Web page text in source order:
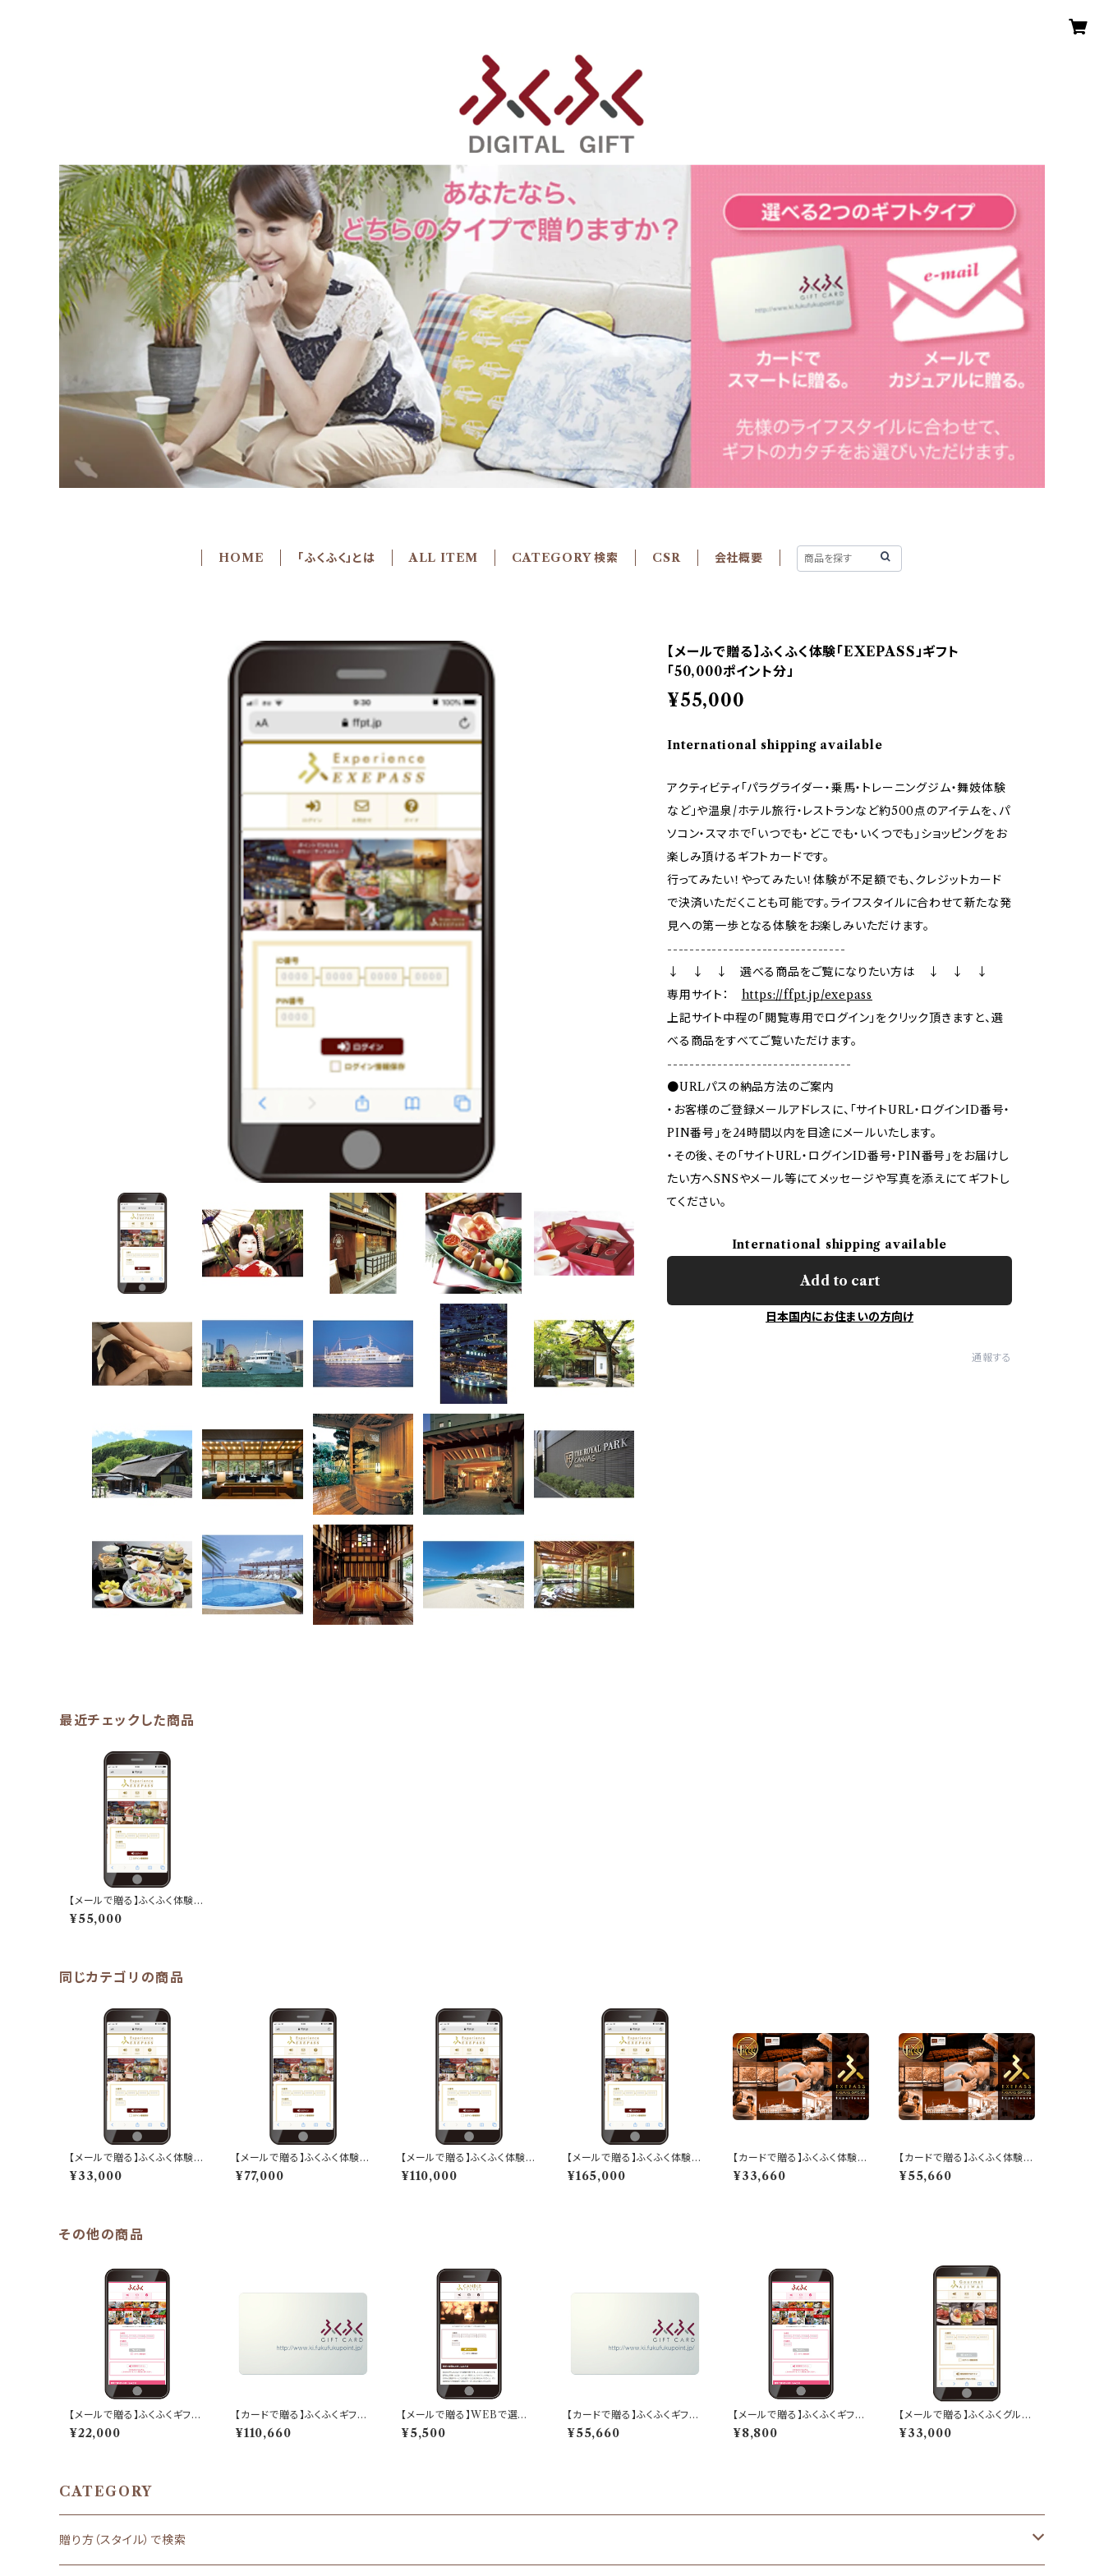
HOME 「ふくふく」とは ALL ITEM CATEGORY 検索 CSR 会社概要
【メールで贈る】ふくふく体験「EXEPASS」ギフト
「50,000ポイント分」
¥55,000
International shipping available
アクティビティ「パラグライダー・乗馬・トレーニングジム・舞妓体験
など」や温泉/ホテル旅行・レストランなど約500点のアイテムを、パ
ソコン・スマホで「いつでも・どこでも・いくつでも」ショッピングをお
楽しみ頂けるギフトカードです。
行ってみたい！やってみたい！体験が不足額でも、クレジットカード
で決済いただくことも可能です。ライフスタイルに合わせて新たな発
見への第一歩となる体験をお楽しみいただけます。
--------------------------------
↓ ↓ ↓ 選べる商品をご覧になりたい方は ↓ ↓ ↓
専用サイト： https://ffpt.jp/exepass
上記サイト中程の「閲覧専用でログイン」をクリック頂きますと、選
べる商品をすべてご覧いただけます。
---------------------------------
●URLパスの納品方法のご案内
・お客様のご登録メールアドレスに、「サイトURL・ログインID番号・
PIN番号」を24時間以内を目途にメールいたします。
・その後、その「サイトURL・ログインID番号・PIN番号」をお届けし
たい方へSNSやメール等にてメッセージや写真を添えにてギフトし
てください。
International shipping available
Add to cart
日本国内にお住まいの方向け
通報する
最近チェックした商品
【メールで贈る】ふくふく体験
「EXEPASS」ギフト「50,000
ポイント分」
¥55,000
同じカテゴリの商品
【メールで贈る】ふくふく体験
「EXEPASS」ギフト「30,000
ポイント分」
¥33,000
【メールで贈る】ふくふく体験
「EXEPASS」ギフト「70,000
ポイント分」
¥77,000
【メールで贈る】ふくふく体験
「EXEPASS」ギフト「100,00
0ポイント分」
¥110,000
【メールで贈る】ふくふく体験
「EXEPASS」ギフト「150,00
0ポイント分」
¥165,000
【カードで贈る】ふくふく体験
「EXEPASS」ギフト「30,000
ポイント分」
¥33,660
【カードで贈る】ふくふく体験
「EXEPASS」ギフト「50,000
ポイント分」
¥55,660
その他の商品
【メールで贈る】ふくふくギフト
「20,000ポイント分」
¥22,000
【カードで贈る】ふくふくギフト
「100,000ポイント分」
¥110,660
【メールで贈る】WEBで選べ
る：ふくふくキャンドルギフト
「サファイヤコース」
¥5,500
【カードで贈る】ふくふくギフト
「50,000ポイント分」
¥55,660
【メールで贈る】ふくふくギフト
「8,000ポイント分」
¥8,800
【メールで贈る】ふくふくグルメ
「AJIWAI」ギフト「30,000ポ
イント分」
¥33,000
CATEGORY
贈り方（スタイル）で検索